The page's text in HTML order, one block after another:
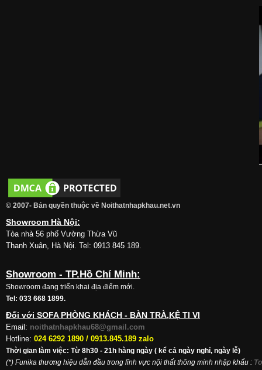
© 2007- Bản quyền thuộc về Noithatnhapkhau.net.vn
Showroom Hà Nội:
Tòa nhà 56 phố Vường Thừa Vũ
Thanh Xuân, Hà Nội. Tel: 0913 845 189.
Showroom - TP.Hồ Chí Minh:
Showroom đang triển khai địa điểm mới.
Tel: 033 668 1899.
Đối với SOFA PHÒNG KHÁCH - BÀN TRÀ,KỆ TI VI
Email: noithatnhapkhau68@gmail.com
Hotline: 024 6292 1890 / 0913.845.189 zalo
Thời gian làm việc: Từ 8h30 - 21h hàng ngày ( kể cả ngày nghỉ, ngày lễ)
(*) Funika thương hiệu dẫn đầu trong lĩnh vực nội thất thông minh nhập khẩu :